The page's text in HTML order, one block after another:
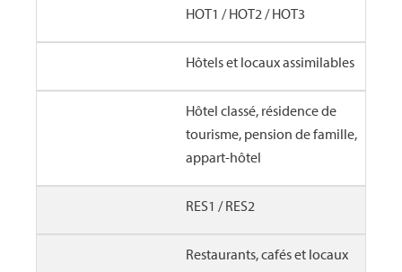
HOT1 / HOT2 / HOT3
Hôtels et locaux assimilables
Hôtel classé, résidence de
tourisme, pension de famille,
appart-hôtel
RES1 / RES2
Restaurants, cafés et locaux